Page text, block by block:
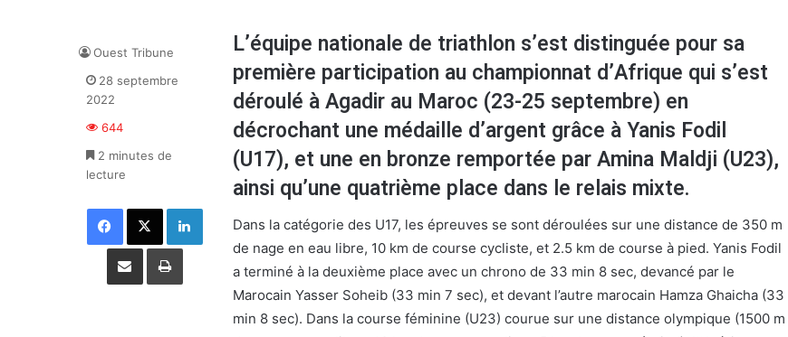
L’équipe nationale de triathlon s’est distinguée pour sa
première participation au championnat d’Afrique qui s’est
déroulé à Agadir au Maroc (23-25 septembre) en
décrochant une médaille d’argent grâce à Yanis Fodil
(U17), et une en bronze remportée par Amina Maldji (U23),
ainsi qu’une quatrième place dans le relais mixte.
Dans la catégorie des U17, les épreuves se sont déroulées sur une distance de 350 m
de nage en eau libre, 10 km de course cycliste, et 2.5 km de course à pied. Yanis Fodil
a terminé à la deuxième place avec un chrono de 33 min 8 sec, devancé par le
Marocain Yasser Soheib (33 min 7 sec), et devant l’autre marocain Hamza Ghaicha (33
min 8 sec). Dans la course féminine (U23) courue sur une distance olympique (1500 m
Ouest Tribune
28 septembre
2022
644
2 minutes de
lecture
Facebook X Linkedin
Partager par email Imprimer